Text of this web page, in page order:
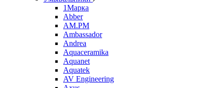
1Марка
Abber
AM.PM
Ambassador
Andrea
Aquaceramika
Aquanet
Aquatek
AV Engineering